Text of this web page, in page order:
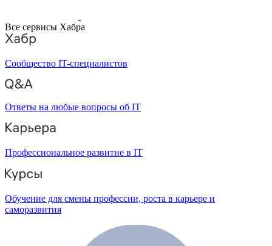
Все сервисы Хабра
Сообщество IT-специалистов
Ответы на любые вопросы об IT
Профессиональное развитие в IT
Обучение для смены профессии, роста в карьере и
саморазвития